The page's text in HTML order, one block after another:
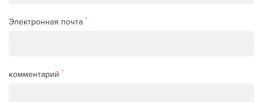
Электронная почта *
комментарий *